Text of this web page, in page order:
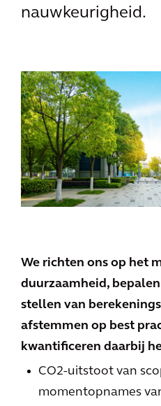
nauwkeurigheid.
We richten ons op het
duurzaamheid,
stellen van
afstemmen op best
kwantificeren daarbij
CO2-uitstoot van
momentopnames